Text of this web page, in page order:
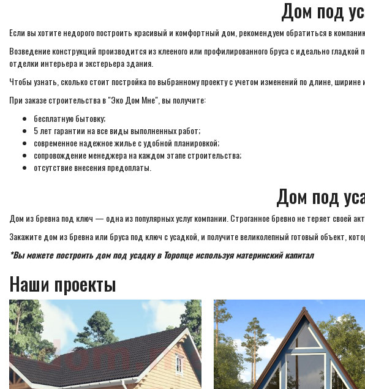
Дом под
Если вы хотите недорого построить красивый и комфортный дом, рекомендуем обратиться в
Возведение конструкций производится из клееного или профилированного бруса с идеально
отделки интерьера и экстерьера здания.
Чтобы узнать, сколько стоит постройка по выбранному проекту с учетом изменений по длине,
При заказе строительства в "Эко Дом Мне", вы получите:
бесплатную бытовку;
5 лет гарантии на все виды выполненных работ;
современное надежное жилье с удобной планировкой;
сопровождение менеджера на каждом этапе строительства;
отсутствие внесения предоплаты.
Дом под
Дом из бревна под ключ — одна из популярных услуг компании. Строганное бревно не теряет своей
Закажите дом из бревна или бруса под ключ с усадкой, и получите великолепный готовый объект,
*Вы можете построить дом под усадку в Торопце используя материнский капитал
Наши проекты